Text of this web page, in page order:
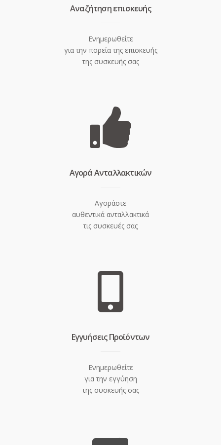
Aναζήτηση επισκευής
Ενημερωθείτε
για την πορεία της επισκευής
της συσκευής σας
Aγορά Ανταλλακτικών
Αγοράστε
αυθεντικά ανταλλακτικά
τις συσκευές σας
Eγγυήσεις Προϊόντων
Ενημερωθείτε
για την εγγύηση
της συσκευής σας